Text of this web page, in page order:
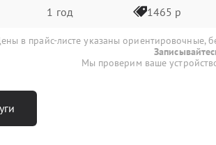
1 год 1465 р
в прайс-листе указаны ориентировочные,
Мы проверим ваше